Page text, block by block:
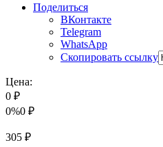
Поделиться
ВКонтакте
Telegram
WhatsApp
Скопировать ссылку
Цена:
0 ₽
0%0 ₽
305 ₽